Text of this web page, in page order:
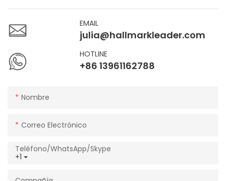
EMAIL
julia@hallmarkleader.com
HOTLINE
+86 13961162788
Nombre
Correo Electrónico
+1
Teléfono/WhatsApp/Skype